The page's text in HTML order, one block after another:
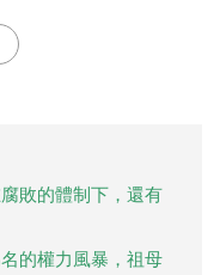
敗的體制下，還有
的權力風暴，祖母